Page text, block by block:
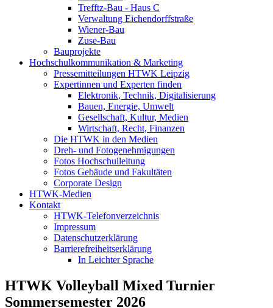
Trefftz-Bau - Haus C
Verwaltung Eichendorffstraße
Wiener-Bau
Zuse-Bau
Bauprojekte
Hochschulkommunikation & Marketing
Pressemitteilungen HTWK Leipzig
Expertinnen und Experten finden
Elektronik, Technik, Digitalisierung
Bauen, Energie, Umwelt
Gesellschaft, Kultur, Medien
Wirtschaft, Recht, Finanzen
Die HTWK in den Medien
Dreh- und Fotogenehmigungen
Fotos Hochschulleitung
Fotos Gebäude und Fakultäten
Corporate Design
HTWK-Medien
Kontakt
HTWK-Telefonverzeichnis
Impressum
Datenschutzerklärung
Barrierefreiheitserklärung
In Leichter Sprache
HTWK Volleyball Mixed Turnier
Sommersemester 2026